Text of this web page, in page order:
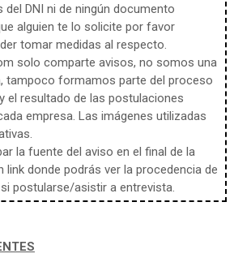
DNI ni de ningún documento
alguien te lo solicite por favor
tomar medidas al respecto.
solo comparte avisos, no somos una
tampoco formamos parte del proceso
el resultado de las postulaciones
empresa. Las imágenes utilizadas
la fuente del aviso en el final de la
link donde podrás ver la procedencia de
postularse/asistir a entrevista.